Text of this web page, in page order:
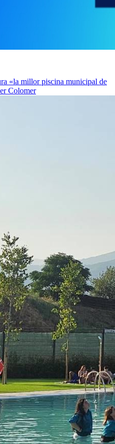
«la millor piscina municipal de
Colomer